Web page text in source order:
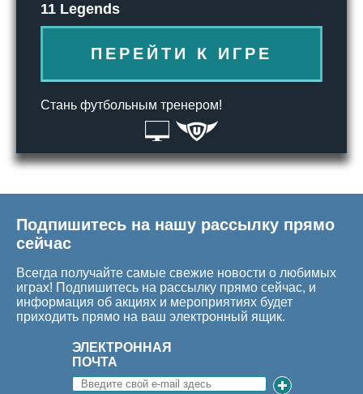
11 Legends
ПЕРЕЙТИ К ИГРЕ
Стань футбольным тренером!
Подпишитесь на нашу рассылку прямо
сейчас
Всегда получайте самые свежие новости о любимых
играх! Подпишитесь на рассылку прямо сейчас, и
информация об акциях и мероприятиях будет
приходить прямо на ваш электронный ящик.
ЭЛЕКТРОННАЯ
ПОЧТА